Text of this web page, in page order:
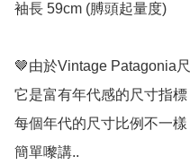
袖長 59cm (膊頭起量度)
🤎由於Vintage Patagonia
它是富有年代感的尺寸指標
每個年代的尺寸比例不一樣
簡單嚟講..